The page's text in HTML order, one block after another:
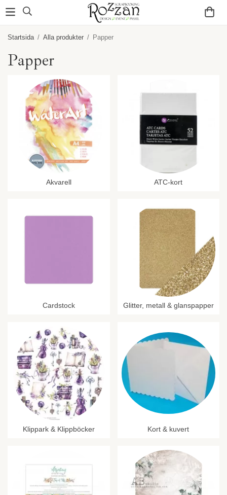
Startsida / Alla produkter / Papper
Papper
Akvarell ATC-kort
Cardstock Glitter, metall & glanspapper
Klippark & Klippböcker Kort & kuvert